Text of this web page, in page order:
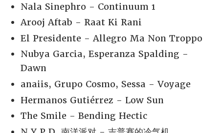
Nala Sinephro - Continuum 1
Arooj Aftab - Raat Ki Rani
El Presidente - Allegro Ma Non Troppo
Nubya Garcia, Esperanza Spalding -
Dawn
anaiis, Grupo Cosmo, Sessa - Voyage
Hermanos Gutiérrez - Low Sun
The Smile - Bending Hectic